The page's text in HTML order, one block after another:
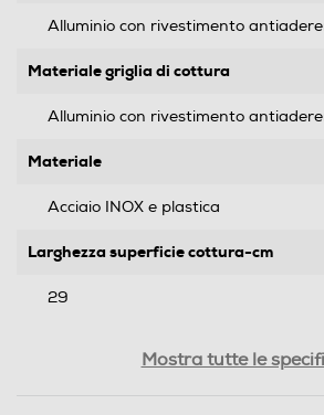
Alluminio con rivestimento
Materiale griglia di cottura
Alluminio con rivestimento
Materiale
Acciaio INOX e plastica
Larghezza superficie cottura-cm
29
Mostra tutte le